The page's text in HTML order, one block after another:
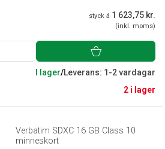
styck á 1 623,75 kr.
(inkl. moms)
I lager/Leverans: 1-2 vardagar
2 i lager
Verbatim SDXC 16 GB Class 10
minneskort